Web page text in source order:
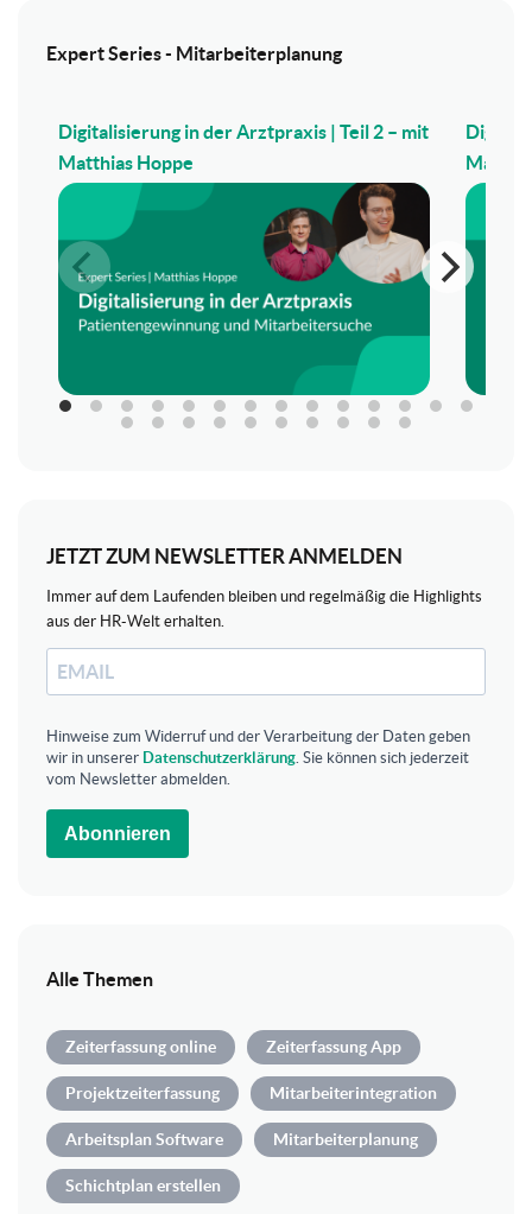
Expert Series - Mitarbeiterplanung
Digitalisierung in der Arztpraxis | Teil 2 – mit
Matthias Hoppe
JETZT ZUM NEWSLETTER ANMELDEN
Immer auf dem Laufenden bleiben und regelmäßig die Highlights
aus der HR-Welt erhalten.
Hinweise zum Widerruf und der Verarbeitung der Daten geben
wir in unserer Datenschutzerklärung . Sie können sich jederzeit
vom Newsletter abmelden.
Abonnieren
Alle Themen
Zeiterfassung online Zeiterfassung App
Projektzeiterfassung Mitarbeiterintegration
Arbeitsplan Software Mitarbeiterplanung
Schichtplan erstellen